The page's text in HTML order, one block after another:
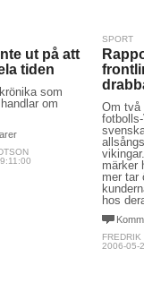
ut på att
tiden
som
om
SPORT
Om två
märker
mer tar
hos
2006-05-